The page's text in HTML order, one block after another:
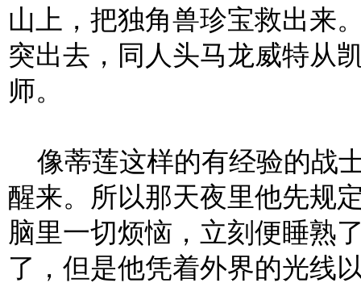
山上，把独角兽珍宝救出来
突出去，同人头马龙威特从
师。
像蒂莲这样的有经验的战
醒来。所以那天夜里他先规
脑里一切烦恼，立刻便睡熟
了，但是他凭着外界的光线